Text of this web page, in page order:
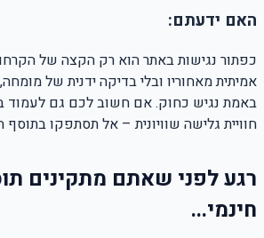
האם ידעתם:
כפתור נגישות באתר הוא רק הקצה של
אמיתית מאחוריו ובלי בדיקה ידנית של
באמת נגיש כחוק. אם חשוב לכם גם לעמוד
חוויית גלישה שוויונית – אל תסתפקו בתוסף
רגע לפני שאתם מתקינים
חינמי...